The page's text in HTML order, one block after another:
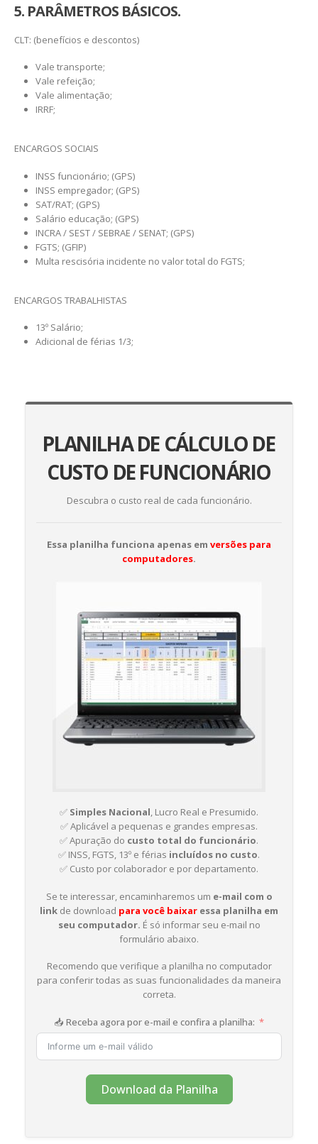
5. PARÂMETROS BÁSICOS.
CLT: (benefícios e descontos)
Vale transporte;
Vale refeição;
Vale alimentação;
IRRF;
ENCARGOS SOCIAIS
INSS funcionário; (GPS)
INSS empregador; (GPS)
SAT/RAT; (GPS)
Salário educação; (GPS)
INCRA / SEST / SEBRAE / SENAT; (GPS)
FGTS; (GFIP)
Multa rescisória incidente no valor total do FGTS;
ENCARGOS TRABALHISTAS
13º Salário;
Adicional de férias 1/3;
PLANILHA DE CÁLCULO DE
CUSTO DE FUNCIONÁRIO
Descubra o custo real de cada funcionário.
Essa planilha funciona apenas em versões para
computadores.
✅ Simples Nacional, Lucro Real e Presumido.
✅ Aplicável a pequenas e grandes empresas.
✅ Apuração do custo total do funcionário.
✅ INSS, FGTS, 13º e férias incluídos no custo.
✅ Custo por colaborador e por departamento.
Se te interessar, encaminharemos um e-mail com o
link de download para você baixar essa planilha em
seu computador. É só informar seu e-mail no
formulário abaixo.
Recomendo que verifique a planilha no computador
para conferir todas as suas funcionalidades da maneira
correta.
📥 Receba agora por e-mail e confira a planilha:
Download da Planilha